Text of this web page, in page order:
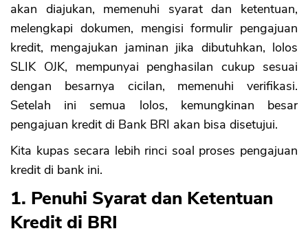
Asuransi Jiwa
Asuransi Kesehatan
Asuransi Syariah
akan diajukan, memenuhi syarat dan ketentuan,
melengkapi dokumen, mengisi formulir pengajuan
kredit, mengajukan jaminan jika dibutuhkan, lolos
SLIK OJK, mempunyai penghasilan cukup sesuai
dengan besarnya cicilan, memenuhi verifikasi.
Setelah ini semua lolos, kemungkinan besar
pengajuan kredit di Bank BRI akan bisa disetujui.
Kita kupas secara lebih rinci soal proses pengajuan
kredit di bank ini.
1. Penuhi Syarat dan Ketentuan
Kredit di BRI